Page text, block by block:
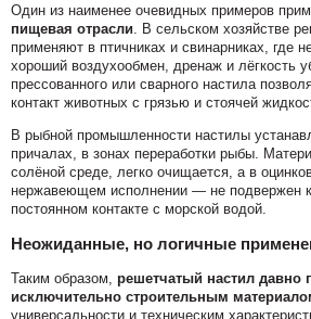
Один из наименее очевидных примеров
пищевая отрасли . В сельском хозяйстве
применяют в птичниках и свинарниках, где
хороший воздухообмен, дренаж и лёгкость
прессованного или сварного настила
контакт животных с грязью и стоячей
В рыбной промышленности настилы
причалах, в зонах переработки рыбы.
солёной среде, легко очищается, а в
нержавеющем исполнении — не подвержен
постоянном контакте с морской водой.
Неожиданные, но логичные
Таким образом, решетчатый настил давно
исключительно строительным
универсальности и техническим